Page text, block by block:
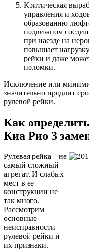
Критическая
управления и
образованию
подвижном
при наезде на
повышает
рейки и даже
поломки.
Исключение или
значительно продлит
рулевой рейки.
Как
Киа Рио 3
Рулевая рейка – не
самый сложный
агрегат. И слабых
мест в ее
конструкции не
так много.
Рассмотрим
основные
неисправности
рулевой рейки и
их признаки.